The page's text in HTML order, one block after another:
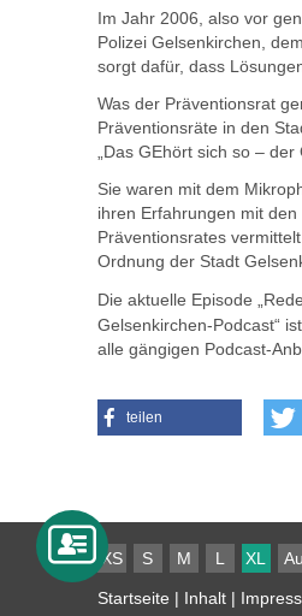
Im Jahr 2006, also vor
Polizei Gelsenkirchen,
sorgt dafür, dass
Was der Präventionsrat
Präventionsräte in den
„Das GEhört sich so –
Sie waren mit dem
ihren Erfahrungen mit
Präventionsrates
Ordnung der Stadt
Die aktuelle Episode
Gelsenkirchen-Podcast“
alle gängigen Podcast-
teilen
XS S M L XL
Startseite | Inhalt|